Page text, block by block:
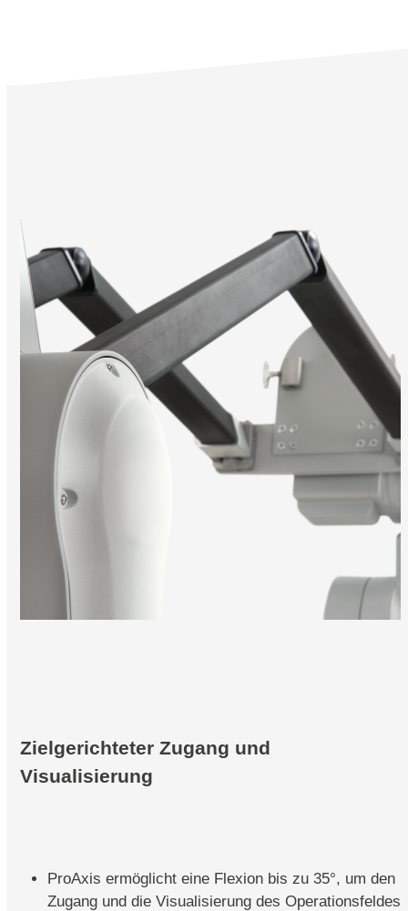
Zielgerichteter Zugang und
Visualisierung
ProAxis ermöglicht eine Flexion bis zu 35°, um den
Zugang und die Visualisierung des Operationsfeldes